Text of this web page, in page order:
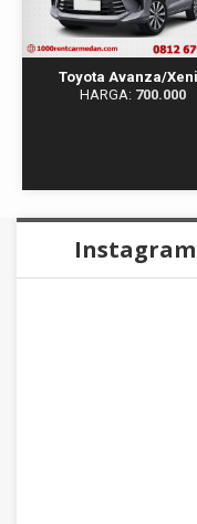
Toyota Avanza/
HARGA: 700.000
Instagram